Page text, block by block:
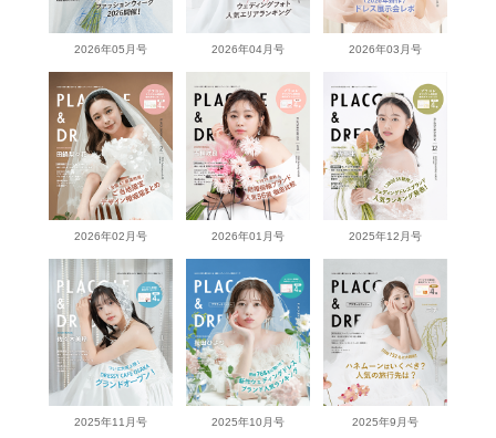
2026年05月号 2026年04月号 2026年03月号
2026年02月号 2026年01月号 2025年12月号
2025年11月号 2025年10月号 2025年9月号